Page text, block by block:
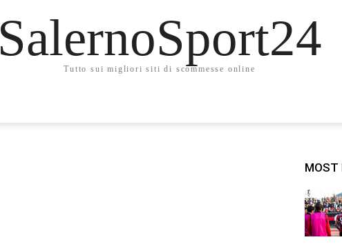
SalernoSport24
Tutto sui migliori siti di scommesse online
MOST